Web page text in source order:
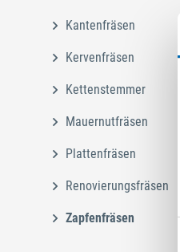
Kantenfräsen
Kervenfräsen
Kettenstemmer
Mauernutfräsen
Plattenfräsen
Renovierungsfräsen
Zapfenfräsen